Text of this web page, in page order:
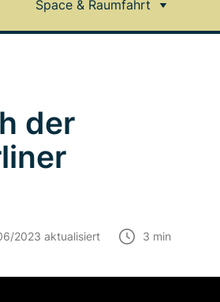
Space & Raumfahrt
der
2023 aktualisiert 3 min